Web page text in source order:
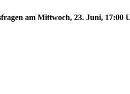
am Mittwoch, 23. Juni,